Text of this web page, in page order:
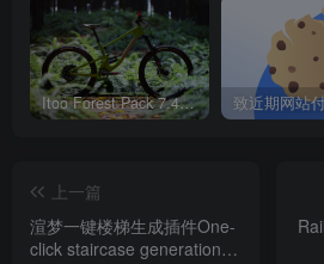
Forest Color在Forest Pack外部
使用“Forest Color”(森林颜色)
Forest对象上。
简化创作
Itoo Forest Pack 7.4.20 森林插件 For 3DSMAX 2014 ~ 2023 汉化永久版
上一篇
渲梦一键楼梯生成插件One-
click staircase generation